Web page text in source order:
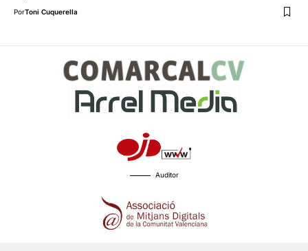
PorToni Cuquerella
Auditor